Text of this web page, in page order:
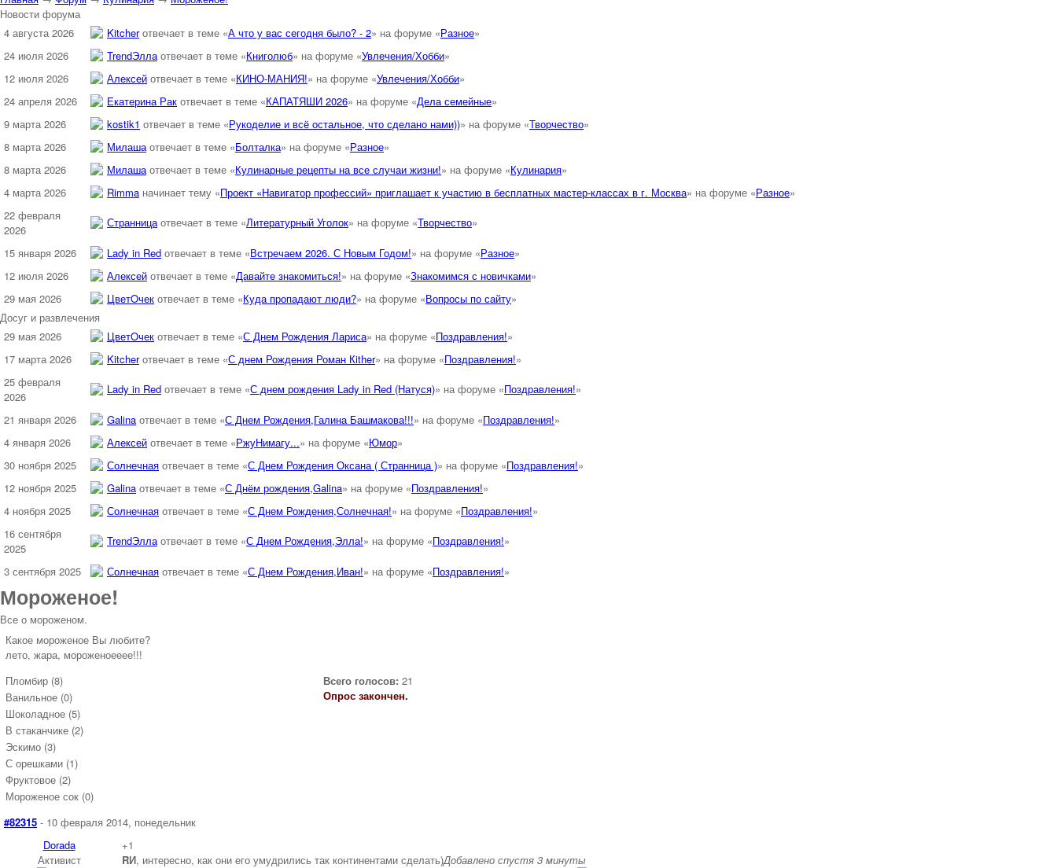
Новости форума
4 августа 2026
Kitcherотвечает в теме «А что у вас сегодня было? - 2» на форуме «Разное»
24 июля 2026
TrendЭллаотвечает в теме «Книголюб» на форуме «Увлечения/Хобби»
12 июля 2026
Алексей отвечает в теме «КИНО-МАНИЯ!» на форуме «Увлечения/Хобби»
24 апреля 2026
Екатерина Рак отвечает в теме «КАПАТЯШИ 2026» на форуме «Дела семейные»
9 марта 2026
kostik1 отвечает в теме «Рукоделие и всё остальное, что сделано нами))» на форуме «Творчество»
8 марта 2026
Милашаотвечает в теме «Болталка» на форуме «Разное»
8 марта 2026
Милашаотвечает в теме «Кулинарные рецепты на все случаи жизни!» на форуме «Кулинария»
4 марта 2026
Rimma начинает тему «Проект «Навигатор профессий» приглашает к участию в бесплатных мастер-классах в г. Москва» на форуме «Разное»
22 февраля
2026
Странницаотвечает в теме «Литературный Уголок» на форуме «Творчество»
15 января 2026 Lady in Red отвечает в теме «Встречаем 2026. С Новым Годом!» на форуме «Разное»
12 июля 2026
Алексей отвечает в теме «Давайте знакомиться!» на форуме «Знакомимся с новичками»
29 мая 2026
ЦветOчек отвечает в теме «Куда пропадают люди?» на форуме «Вопросы по сайту»
Досуг и развлечения
29 мая 2026
ЦветOчек отвечает в теме «С Днем Рождения Лариса» на форуме «Поздравления!»
17 марта 2026
Kitcherотвечает в теме «С днем Рождения Роман Кither» на форуме «Поздравления!»
25 февраля
2026
Lady in Red отвечает в теме «С днем рождения Lady in Red (Натуся)» на форуме «Поздравления!»
21 января 2026 Galina отвечает в теме «С Днем Рождения,Галина Башмакова!!!» на форуме «Поздравления!»
4 января 2026
Алексей отвечает в теме «РжуНимагу...» на форуме «Юмор»
30 ноября 2025
Солнечная отвечает в теме «С Днем Рождения Оксана ( Странница )» на форуме «Поздравления!»
12 ноября 2025
Galina отвечает в теме «С Днём рождения,Galina» на форуме «Поздравления!»
4 ноября 2025
Солнечная отвечает в теме «С Днем Рождения,Солнечная!» на форуме «Поздравления!»
16 сентября
2025
TrendЭллаотвечает в теме «С Днем Рождения,Элла!» на форуме «Поздравления!»
3 сентября 2025 Солнечная отвечает в теме «С Днем Рождения,Иван!» на форуме «Поздравления!»
Мороженое!
Все о мороженом.
Какое мороженое Вы любите?
лето, жара, мороженоееее!!!
Пломбир (8)
Ванильное (0)
Шоколадное (5)
В стаканчике (2)
Эскимо (3)
С орешками (1)
Фруктовое (2)
Мороженое сок (0)
Всего голосов: 21
Опрос закончен.
#82315 - 10 февраля 2014, понедельник
Dorada
Активист
+1
RИ, интересно, как они его умудрились так континентами сделать)Добавлено спустя 3 минуты